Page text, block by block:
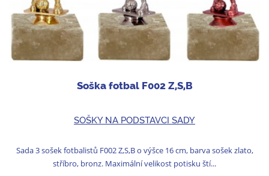
Soška fotbal F002 Z,S,B
SOŠKY NA PODSTAVCI SADY
Sada 3 sošek fotbalistů F002 Z,S,B o výšce 16 cm, barva sošek zlato,
stříbro, bronz. Maximální velikost potisku ští...